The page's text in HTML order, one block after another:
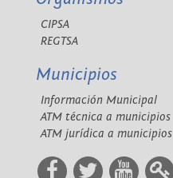
CIPSA
REGTSA
Municipios
Información Municipal
ATM técnica a municipios
ATM jurídica a municipios